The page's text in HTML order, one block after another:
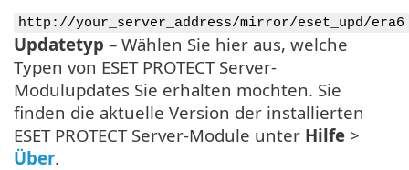
http://your_server_address/mirror/eset_upd/era6
Updatetyp – Wählen Sie hier aus, welche
Typen von ESET PROTECT Server-
Modulupdates Sie erhalten möchten. Sie
finden die aktuelle Version der installierten
ESET PROTECT Server-Module unter Hilfe >
Über.